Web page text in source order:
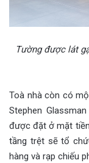
Tường được lát
Toà nhà còn có
Stephen
được đặt ở mặt
tầng trệt sẽ tổ
hàng và rạp chiếu